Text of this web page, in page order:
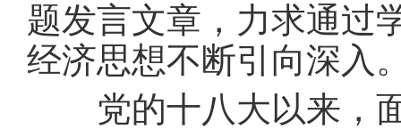
题发言文章，力求通过
经济思想不断引向深入
党的十八大以来，面